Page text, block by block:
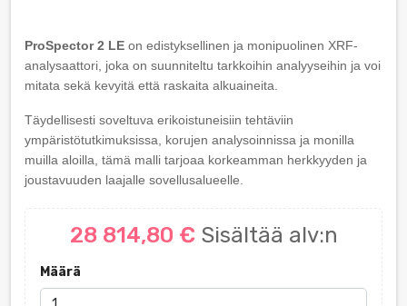
ProSpector 2 LE on edistyksellinen ja monipuolinen XRF-
analysaattori, joka on suunniteltu tarkkoihin analyyseihin ja voi
mitata sekä kevyitä että raskaita alkuaineita.
Täydellisesti soveltuva erikoistuneisiin tehtäviin
ympäristötutkimuksissa, korujen analysoinnissa ja monilla
muilla aloilla, tämä malli tarjoaa korkeamman herkkyyden ja
joustavuuden laajalle sovellusalueelle.
28 814,80 € Sisältää alv:n
Määrä